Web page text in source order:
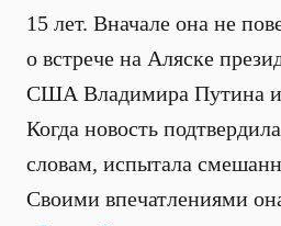
15 лет. Вначале она не
о встрече на Аляске
США Владимира Путина и
Когда новость
словам, испытала
Своими впечатлениями